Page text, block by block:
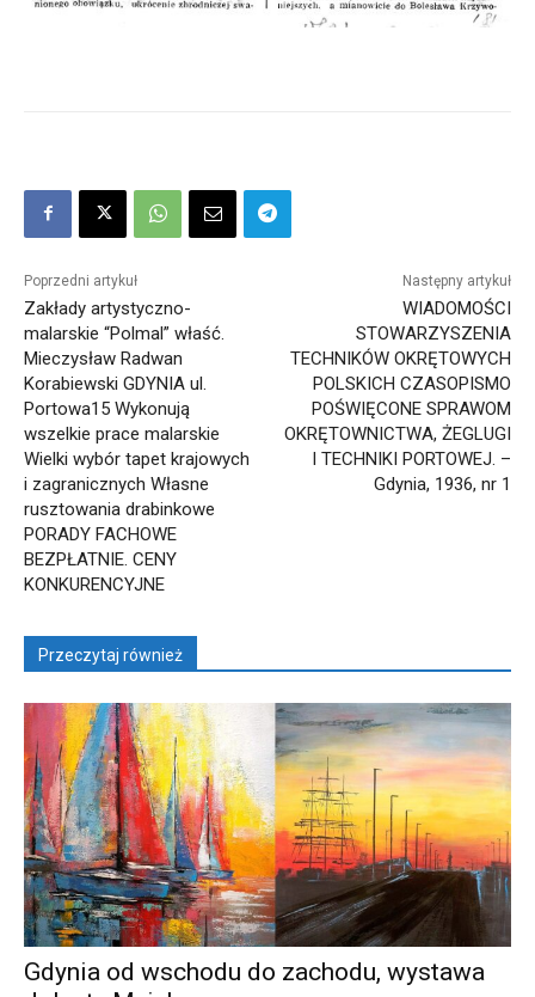
Poprzedni artykuł
Zakłady artystyczno-
malarskie “Polmal” właść.
Mieczysław Radwan
Korabiewski GDYNIA ul.
Portowa15 Wykonują
wszelkie prace malarskie
Wielki wybór tapet krajowych
i zagranicznych Własne
rusztowania drabinkowe
PORADY FACHOWE
BEZPŁATNIE. CENY
KONKURENCYJNE
Następny artykuł
WIADOMOŚCI
STOWARZYSZENIA
TECHNIKÓW OKRĘTOWYCH
POLSKICH CZASOPISMO
POŚWIĘCONE SPRAWOM
OKRĘTOWNICTWA, ŻEGLUGI
I TECHNIKI PORTOWEJ. –
Gdynia, 1936, nr 1
Przeczytaj również
Gdynia od wschodu do zachodu, wystawa